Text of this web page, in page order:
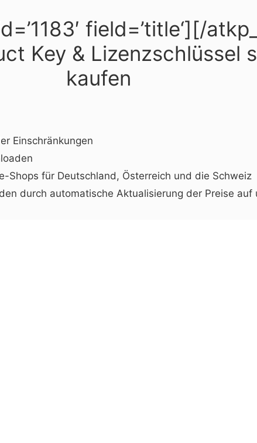
field=’title‘][/
Key & Lizenzschlüssel
kaufen
Einschränkungen
Shops für Deutschland, Österreich und die Schweiz
durch automatische Aktualisierung der Preise auf